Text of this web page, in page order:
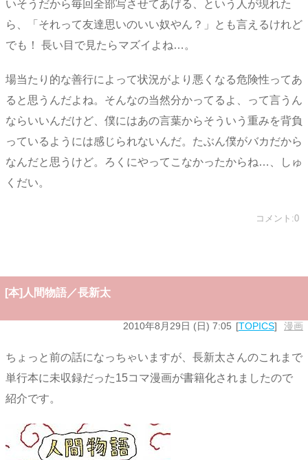
いそうだから毎回全部写させてあげる、という人が現れた
ら、「それって友達思いのいい奴やん？」とも言えるけれど
でも！ 長い目で見たらマズイよね…。
場当たり的な善行によって状況がより悪くなる危険性ってあ
ると思うんだよね。そんなの当然分かってるよ、って言うん
ならいいんだけど、僕にはあの言葉からそういう重みを背負
っているようには感じられないんだ。たぶん僕がバカだから
なんだと思うけど。ろくにやってこなかったからね…、しゅ
くだい。
コメント:0
[本]人間物語／長新太
2010年8月29日 (日) 7:05 TOPICS 漫画
ちょっと前の話になっちゃいますが、長新太さんのこれまで
単行本に未収録だった15コマ漫画が書籍化されましたので
紹介です。